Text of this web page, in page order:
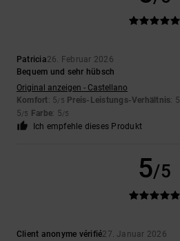
Patricia26. Februar 2026
Bequem und sehr hübsch
Original anzeigen - Castellano
Komfort: 5/5 Preis-Leistungs-Verhältnis: 5
5/5 Farbe: 5/5
Ich empfehle dieses Produkt
5/5
Client anonyme vérifié27. Januar 2026